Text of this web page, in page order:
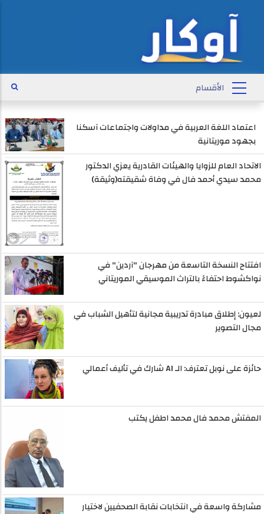
اعتماد اللغة العربية في مداولات واجتماعات آسكنا
بجهود موريتانية
الاتحاد العام للزوايا والهيئات القادرية يعزي الدكتور
محمد سيدي أحمد فال في وفاة شقيقته(وثيقة)
افتتاح النسخة التاسعة من مهرجان "آردين" في
نواكشوط احتفاءً بالتراث الموسيقي الموريتاني
لعيون: إطلاق مبادرة تدريبية مجانية لتأهيل الشباب في
مجال التصوير
حائزة على نوبل تعترف: الـ AI شارك في تأليف أعمالي
المفتش محمد فال محمد اطفل يكتب
مشاركة واسعة في انتخابات نقابة الصحفيين لاختيار